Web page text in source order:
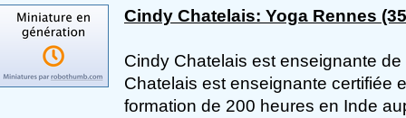
Cindy Chatelais: Yoga Rennes
Cindy Chatelais est enseignante
Chatelais est enseignante certifiée
formation de 200 heures en Inde